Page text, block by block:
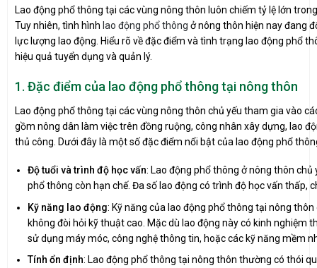
Lao động phổ thông tại các vùng nông thôn luôn chiếm tỷ lệ lớn
Tuy nhiên, tình hình lao động phổ thông ở nông thôn hiện nay đang
lực lượng lao động. Hiểu rõ về đặc điểm và tình trạng lao động phổ
hiệu quả tuyển dụng và quản lý.
1. Đặc điểm của lao động phổ thông tại nông thôn
Lao động phổ thông tại các vùng nông thôn chủ yếu tham gia vào
gồm nông dân làm việc trên đồng ruộng, công nhân xây dựng, lao
thủ công. Dưới đây là một số đặc điểm nổi bật của lao động phổ
Độ tuổi và trình độ học vấn: Lao động phổ thông ở nông thôn
phổ thông còn hạn chế. Đa số lao động có trình độ học vấn thấp,
Kỹ năng lao động: Kỹ năng của lao động phổ thông tại nông
không đòi hỏi kỹ thuật cao. Mặc dù lao động này có kinh
sử dụng máy móc, công nghệ thông tin, hoặc các kỹ năng mềm
Tính ổn định: Lao động phổ thông tại nông thôn thường có thói